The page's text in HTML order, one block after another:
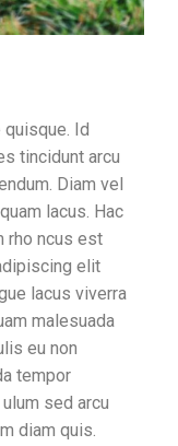
Id
tincidunt arcu
Diam vel
lacus. Hac
rho ncus est
elit
lacus viverra
malesuada
eu non
tempor
sed arcu
diam quis.